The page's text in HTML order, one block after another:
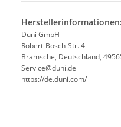
Herstellerinformationen:
Duni GmbH
Robert-Bosch-Str. 4
Bramsche, Deutschland,
Service@duni.de
https://de.duni.com/